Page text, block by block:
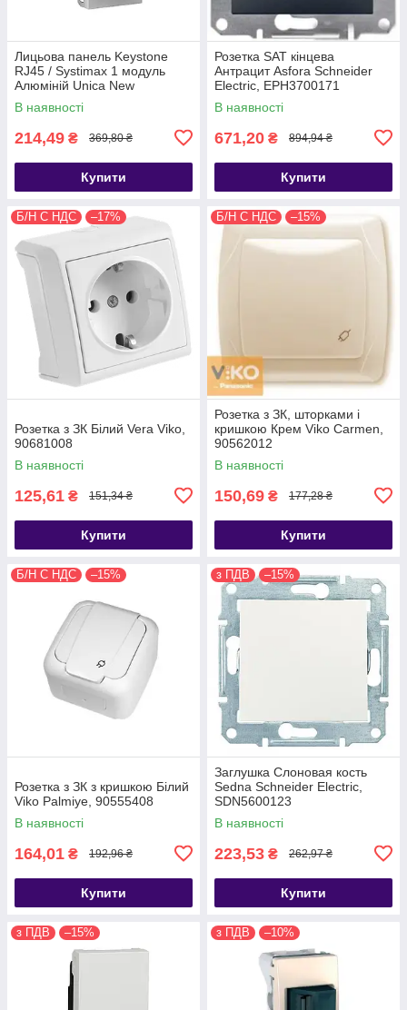
Лицьова панель Keystone
RJ45 / Systimax 1 модуль
Алюміній Unica New
Schneider Electric NU946030
В наявності
214,49 ₴ 369,80 ₴
Купити
Розетка SAT кінцева
Антрацит Asfora Schneider
Electric, EPH3700171
В наявності
671,20 ₴ 894,94 ₴
Купити
Б/Н С НДС –17%
Розетка з ЗК Білий Vera Viko,
90681008
В наявності
125,61 ₴ 151,34 ₴
Купити
Б/Н С НДС –15%
Розетка з ЗК, шторками і
кришкою Крем Viko Carmen,
90562012
В наявності
150,69 ₴ 177,28 ₴
Купити
Б/Н С НДС –15%
Розетка з ЗК з кришкою Білий
Viko Palmiye, 90555408
В наявності
164,01 ₴ 192,96 ₴
Купити
з ПДВ –15%
Заглушка Слоновая кость
Sedna Schneider Electric,
SDN5600123
В наявності
223,53 ₴ 262,97 ₴
Купити
з ПДВ –15% з ПДВ –10%